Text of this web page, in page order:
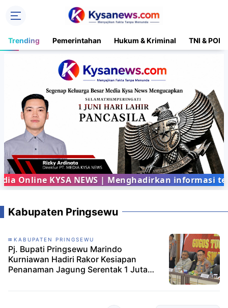
Trending Pemerintahan Hukum & Kriminal TNI &
Online KYSA NEWS | Menghadirkan informasi
Kabupaten Pringsewu
KABUPATEN PRINGSEWU
Pj. Bupati Pringsewu Marindo
Kurniawan Hadiri Rakor Kesiapan
Penanaman Jagung Serentak 1 Juta